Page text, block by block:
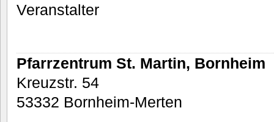
Veranstalter
Pfarrzentrum St. Martin, Bornheim
Kreuzstr. 54
53332 Bornheim-Merten